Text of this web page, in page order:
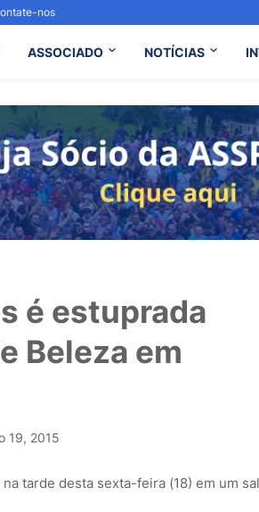
nos
ASSOCIADO NOTÍCIAS
é estuprada
Beleza em
19, 2015
tarde desta sexta-feira (18) em um